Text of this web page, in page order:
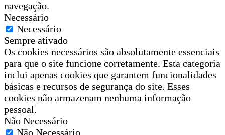
navegação.
Necessário
Necessário
Sempre ativado
Os cookies necessários são absolutamente essenciais
para que o site funcione corretamente. Esta categoria
inclui apenas cookies que garantem funcionalidades
básicas e recursos de segurança do site. Esses
cookies não armazenam nenhuma informação
pessoal.
Não Necessário
Não Necessário